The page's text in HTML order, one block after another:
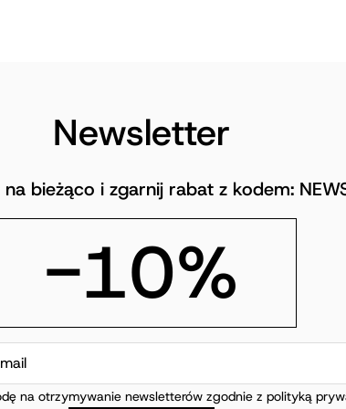
Newsletter
bieżąco i zgarnij rabat z kodem:
-10%
na otrzymywanie newsletterów zgodnie z polityką